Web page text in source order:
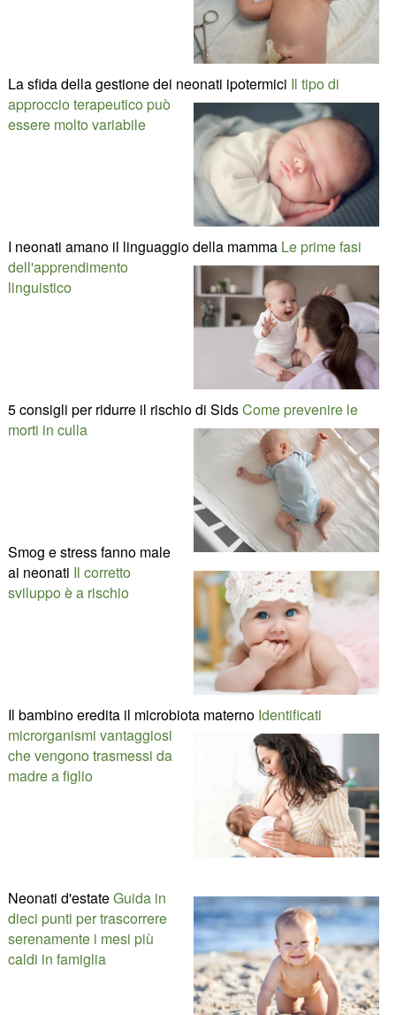
La sfida della gestione dei neonati ipotermici Il tipo di
approccio terapeutico può
essere molto variabile
I neonati amano il linguaggio della mamma Le prime fasi
dell'apprendimento
linguistico
5 consigli per ridurre il rischio di SidsCome prevenire le
morti in culla
Smog e stress fanno male
ai neonati Il corretto
sviluppo è a rischio
Il bambino eredita il microbiota materno Identificati
microrganismi vantaggiosi
che vengono trasmessi da
madre a figlio
Neonati d'estateGuida in
dieci punti per trascorrere
serenamente i mesi più
caldi in famiglia